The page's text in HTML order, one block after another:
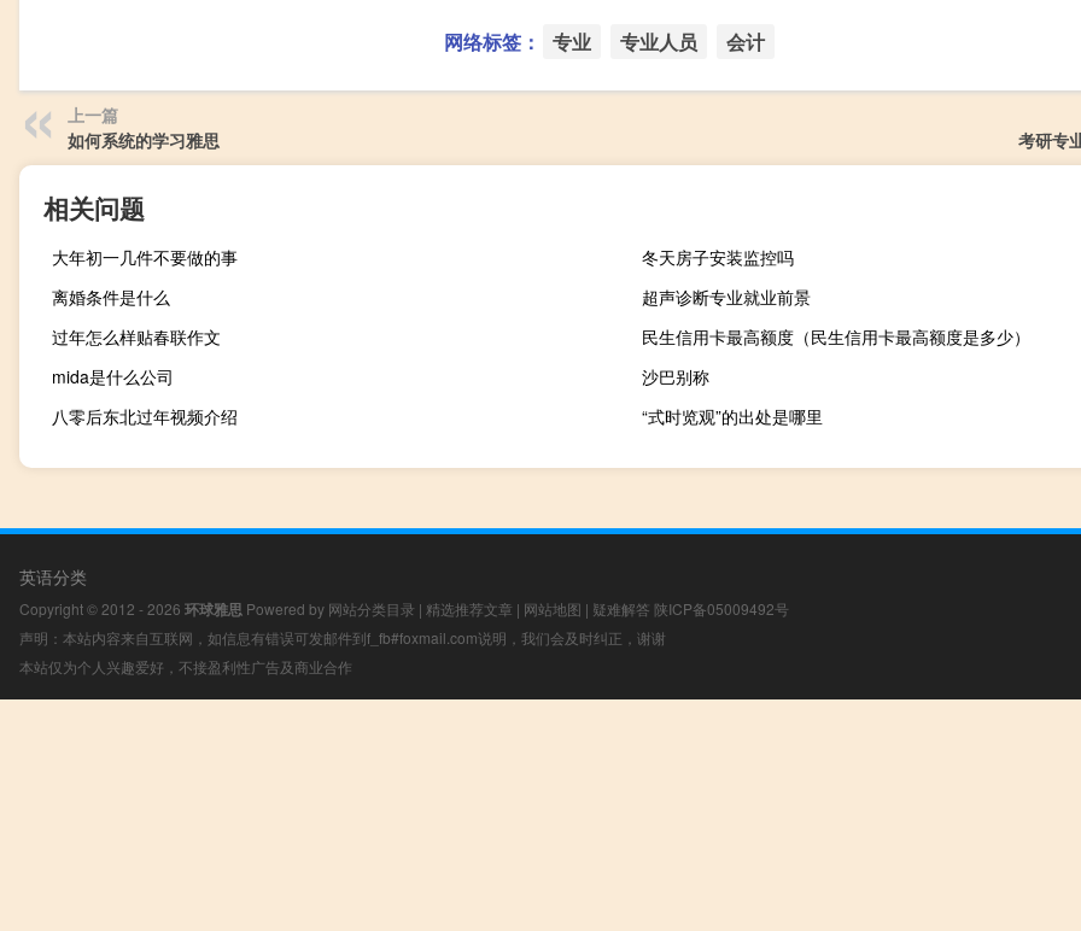
网络标签： 专业 专业人员 会计
上一篇
如何系统的学习雅思
考研专
相关问题
大年初一几件不要做的事
冬天房子安装监控吗
离婚条件是什么
超声诊断专业就业前景
过年怎么样贴春联作文
民生信用卡最高额度（民生信用卡最高额度是多少）
mida是什么公司
沙巴别称
八零后东北过年视频介绍
“式时览观”的出处是哪里
英语分类
Copyright © 2012 - 2026 环球雅思 Powered by 网站分类目录 | 精选推荐文章 | 网站地图 | 疑难解答 陕ICP备05009492号
声明：本站内容来自互联网，如信息有错误可发邮件到f_fb#foxmail.com说明，我们会及时纠正，谢谢
本站仅为个人兴趣爱好，不接盈利性广告及商业合作